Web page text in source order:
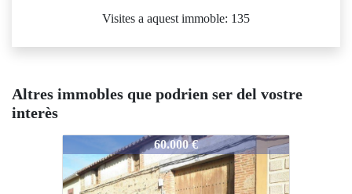
Visites a aquest immoble: 135
Altres immobles que podrien ser del vostre
interès
60.000 €
3048 45.700 €